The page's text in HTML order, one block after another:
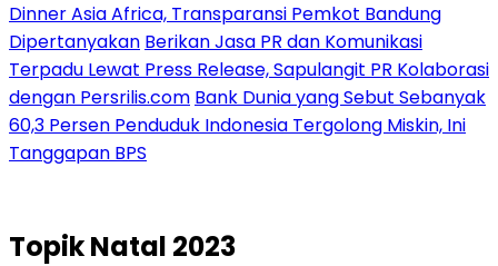
Dinner Asia Africa, Transparansi Pemkot Bandung
Dipertanyakan Berikan Jasa PR dan Komunikasi
Terpadu Lewat Press Release, Sapulangit PR Kolaborasi
dengan Persrilis.com Bank Dunia yang Sebut Sebanyak
60,3 Persen Penduduk Indonesia Tergolong Miskin, Ini
Tanggapan BPS
TopikNatal 2023